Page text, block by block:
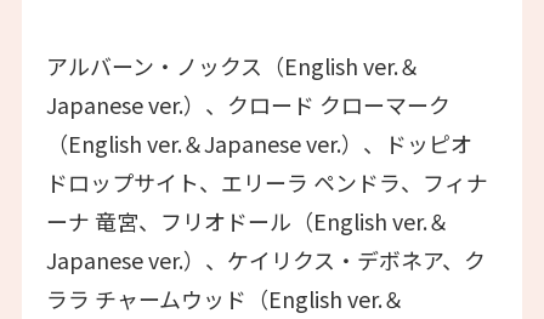
アルバーン・ノックス（English ver.＆
Japanese ver.）、クロード クローマーク
（English ver.＆Japanese ver.）、ドッピオ
ドロップサイト、エリーラ ペンドラ、フィナ
ーナ 竜宮、フリオドール（English ver.＆
Japanese ver.）、ケイリクス・デボネア、ク
ララ チャームウッド（English ver.＆